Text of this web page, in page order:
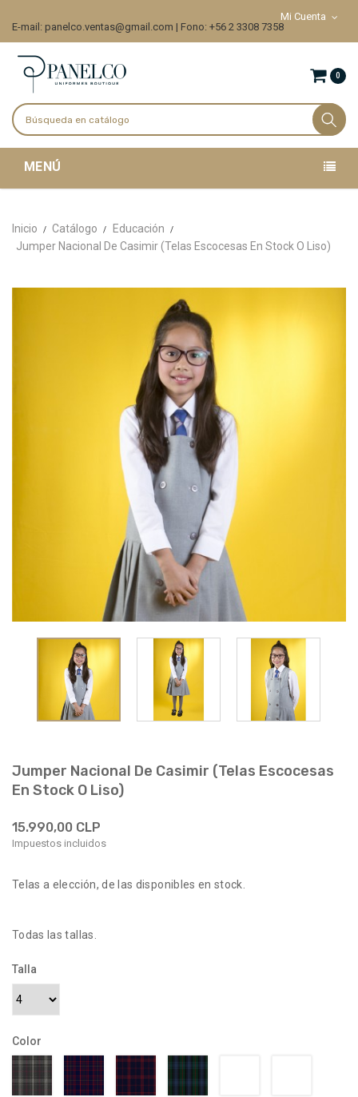
Mi Cuenta
E-mail: panelco.ventas@gmail.com | Fono: +56 2 3308 7358
0
MENÚ
Inicio Catálogo
Educación
Jumper Nacional De Casimir (Telas Escocesas En Stock O Liso)
Jumper Nacional De Casimir (Telas Escocesas
En Stock O Liso)
15.990,00 CLP
Impuestos incluidos
Telas a elección, de las disponibles en stock.
Todas las tallas.
Talla
Color
012700-
9002
9001 9027